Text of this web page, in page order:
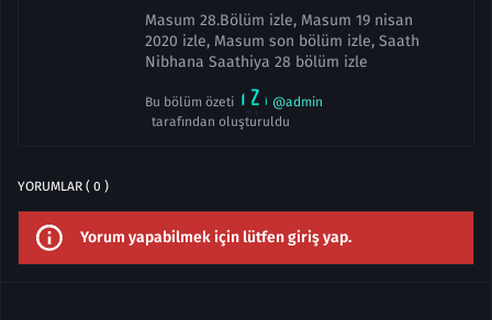
Masum 28.Bölüm izle, Masum 19 nisan
2020 izle, Masum son bölüm izle, Saath
Nibhana Saathiya 28 bölüm izle
Bu bölüm özeti
@admin
tarafından oluşturuldu
YORUMLAR ( 0 )
Yorum yapabilmek için lütfen giriş yap.